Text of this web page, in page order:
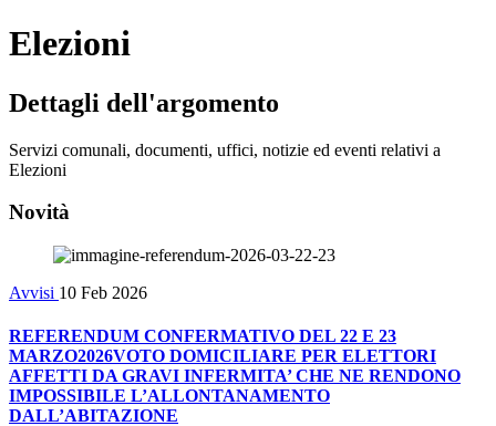
Elezioni
Dettagli dell'argomento
Servizi comunali, documenti, uffici, notizie ed eventi relativi a
Elezioni
Novità
Avvisi 10 Feb 2026
REFERENDUM CONFERMATIVO DEL 22 E 23
MARZO2026VOTO DOMICILIARE PER ELETTORI
AFFETTI DA GRAVI INFERMITA’ CHE NE RENDONO
IMPOSSIBILE L’ALLONTANAMENTO
DALL’ABITAZIONE